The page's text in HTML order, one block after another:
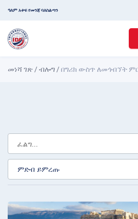
ዓለም አቀፍ የመንጃ ባለስልጣን
መነሻ ገጽ /ብሎግ /በግሪክ ውስጥ ለመጎብኘት